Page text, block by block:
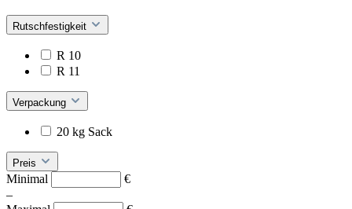
Rutschfestigkeit
R 10
R 11
Verpackung
20 kg Sack
Preis
Minimal
€
–